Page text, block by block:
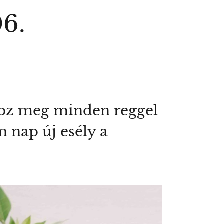
meg minden reggel
nap új esély a